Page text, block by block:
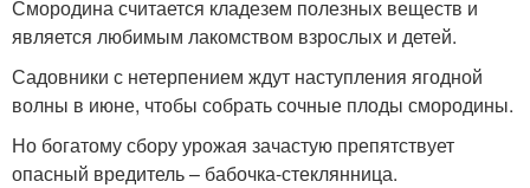
Смородина считается кладезем полезных веществ и
является любимым лакомством взрослых и детей.
Садовники с нетерпением ждут наступления ягодной
волны в июне, чтобы собрать сочные плоды смородины.
Но богатому сбору урожая зачастую препятствует
опасный вредитель – бабочка-стеклянница.